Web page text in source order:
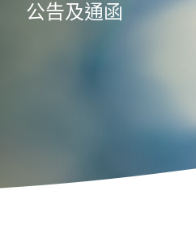
公告及通函